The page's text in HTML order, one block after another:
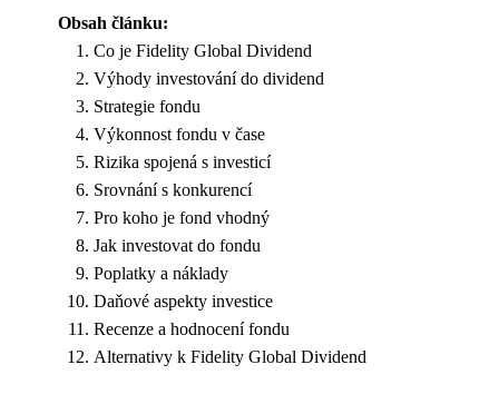
Obsah článku:
Co je Fidelity Global Dividend
Výhody investování do dividend
Strategie fondu
Výkonnost fondu v čase
Rizika spojená s investicí
Srovnání s konkurencí
Pro koho je fond vhodný
Jak investovat do fondu
Poplatky a náklady
Daňové aspekty investice
Recenze a hodnocení fondu
Alternativy k Fidelity Global Dividend